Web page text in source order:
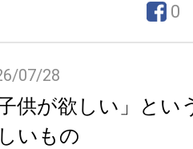
0
07/28
子供が欲しい」とい
いもの